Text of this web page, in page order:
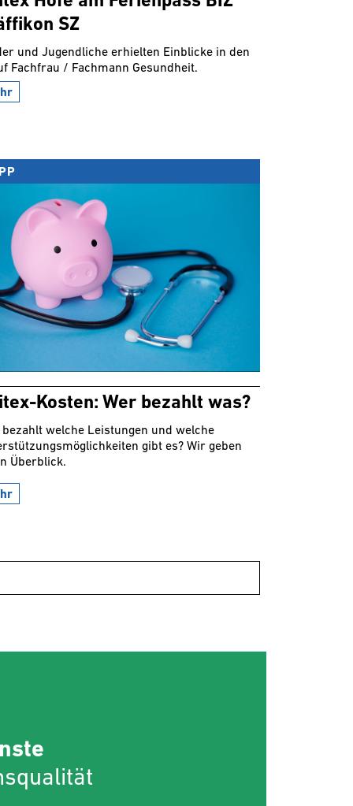
SZ
und Jugendliche erhielten Einblicke in den
Fachfrau / Fachmann Gesundheit.
Kosten: Wer bezahlt was?
bezahlt welche Leistungen und welche
gibt es? Wir geben
Überblick.